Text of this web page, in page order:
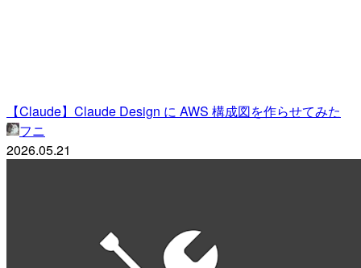
【Claude】Claude Design に AWS 構成図を作らせてみた
フニ
2026.05.21